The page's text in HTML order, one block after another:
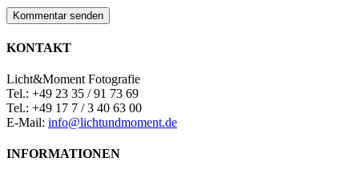
KONTAKT
Licht&Moment Fotografie
Tel.: +49 23 35 / 91 73 69
Tel.: +49 17 7 / 3 40 63 00
E-Mail: info@lichtundmoment.de
INFORMATIONEN